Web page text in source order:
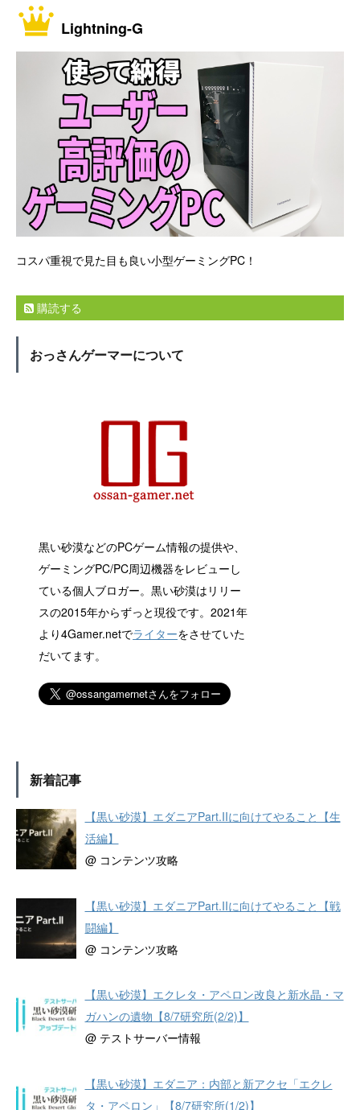
Lightning-G
コスパ重視で見た目も良い小型ゲーミングPC！
購読する
おっさんゲーマーについて
黒い砂漠などのPCゲーム情報の提供や、
ゲーミングPC/PC周辺機器をレビューし
ている個人ブロガー。黒い砂漠はリリー
スの2015年からずっと現役です。2021年
より4Gamer.netでライターをさせていた
だいてます。
新着記事
【黒い砂漠】エダニアPart.IIに向けてやること【生
活編】
@ コンテンツ攻略
【黒い砂漠】エダニアPart.IIに向けてやること【戦
闘編】
@ コンテンツ攻略
【黒い砂漠】エクレタ・アペロン改良と新水晶・マ
ガハンの遺物【8/7研究所(2/2)】
@ テストサーバー情報
【黒い砂漠】エダニア：内部と新アクセ「エクレ
タ・アペロン」【8/7研究所(1/2)】